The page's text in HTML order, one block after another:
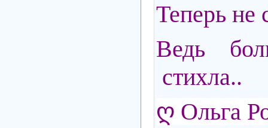
Теперь не
Ведь
стихла..
ღ Ольга